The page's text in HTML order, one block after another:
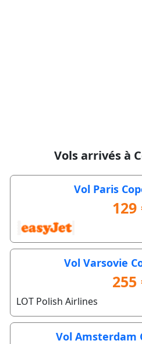
Vols arrivés à
Vol Paris
129
Vol Varsovie
255
LOT Polish Airlines
Vol Amsterdam